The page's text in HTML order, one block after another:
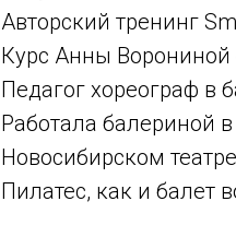
Авторский тренинг
⁠Курс Анны
Педагог хореограф в
Работала балериной
Новосибирском
Пилатес, как и балет